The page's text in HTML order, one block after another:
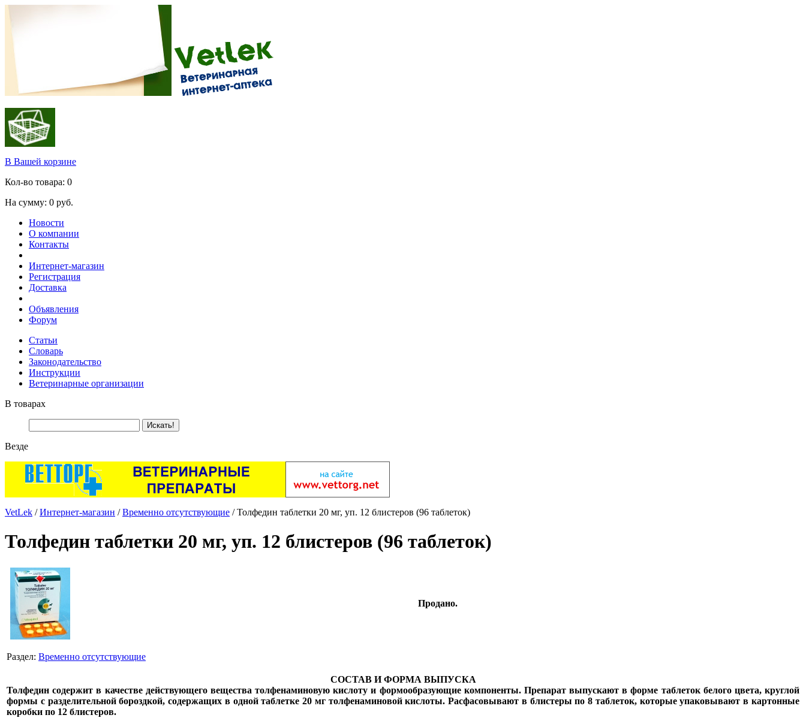
В Вашей корзине
Кол-во товара: 0
На сумму: 0 руб.
Новости
О компании
Контакты
Интернет-магазин
Регистрация
Доставка
Объявления
Форум
Статьи
Словарь
Законодательство
Инструкции
Ветеринарные организации
В товарах
Везде
VetLek /Интернет-магазин /Временно отсутствующие / Толфедин таблетки 20 мг, уп. 12 блистеров (96 таблеток)
Толфедин таблетки 20 мг, уп. 12 блистеров (96 таблеток)
Продано.
Раздел: Временно отсутствующие
СОСТАВ И ФОРМА ВЫПУСКА
Толфедин содержит в качестве действующего вещества толфенаминовую кислоту и формообразующие компоненты. Препарат выпускают в форме таблеток белого цвета, круглой
формы с разделительной бороздкой, содержащих в одной таблетке 20 мг толфенаминовой кислоты. Расфасовывают в блистеры по 8 таблеток, которые упаковывают в картонные
коробки по 12 блистеров.